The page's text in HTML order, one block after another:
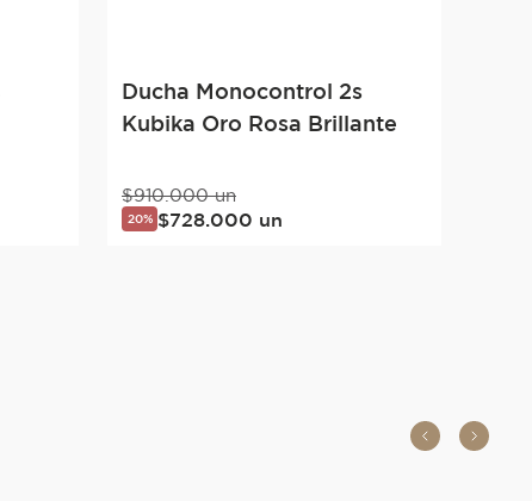
Ducha Monocontrol 2s
Kubika Oro Rosa Brillante
$910.000 un
20% $728.000 un